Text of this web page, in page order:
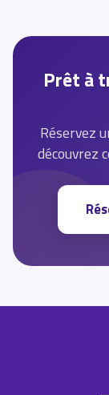
Prêt à
Réservez
découvrez